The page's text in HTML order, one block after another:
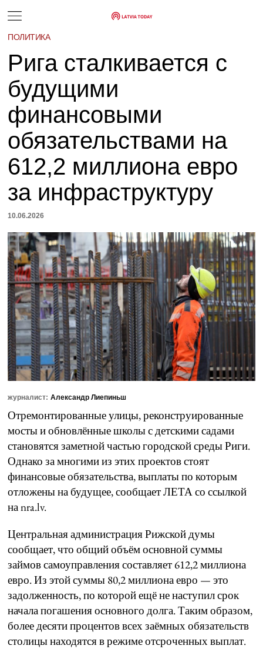
ПОЛИТИКА
Рига сталкивается с
будущими
финансовыми
обязательствами на
612,2 миллиона евро
за инфраструктуру
10.06.2026
журналист: Александр Лиепиньш
Отремонтированные улицы, реконструированные
мосты и обновлённые школы с детскими садами
становятся заметной частью городской среды Риги.
Однако за многими из этих проектов стоят
финансовые обязательства, выплаты по которым
отложены на будущее, сообщает ЛЕТА со ссылкой
на nra.lv.
Центральная администрация Рижской думы
сообщает, что общий объём основной суммы
займов самоуправления составляет 612,2 миллиона
евро. Из этой суммы 80,2 миллиона евро — это
задолженность, по которой ещё не наступил срок
начала погашения основного долга. Таким образом,
более десяти процентов всех заёмных обязательств
столицы находятся в режиме отсроченных выплат.